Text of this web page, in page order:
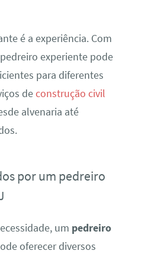
é a experiência. Com
experiente pode
para diferentes
deconstrução civil
alvenaria até
por um pedreiro
um pedreiro
oferecer diversos